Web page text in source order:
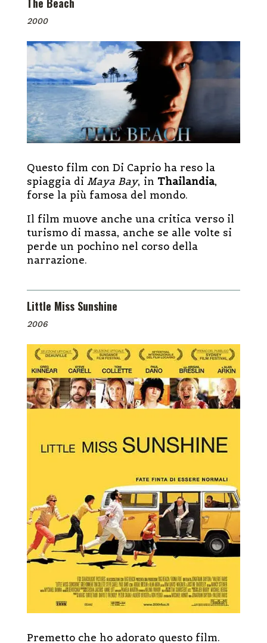
2000
Questo film con Di Caprio ha reso la
spiaggia di Maya Bay, in Thailandia,
forse la più famosa del mondo.
Il film muove anche una critica verso il
turismo di massa, anche se alle volte si
perde un pochino nel corso della
narrazione.
Little Miss Sunshine
2006
Premetto che ho adorato questo film.